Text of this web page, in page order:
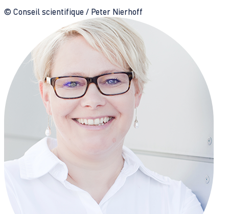
© Conseil scientifique / Peter Nierhoff